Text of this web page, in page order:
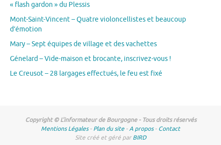
« flash gardon » du Plessis
Mont-Saint-Vincent – Quatre violoncellistes et beaucoup
d’émotion
Mary – Sept équipes de village et des vachettes
Génelard – Vide-maison et brocante, inscrivez-vous !
Le Creusot – 28 largages effectués, le feu est fixé
Copyright © L'informateur de Bourgogne - Tous droits réservés
Mentions Légales- Plan du site -A propos- Contact
Site créé et géré parBIRD